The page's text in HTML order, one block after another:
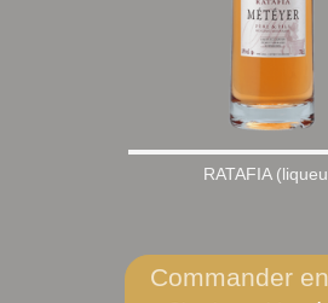
RATAFIA
Commander